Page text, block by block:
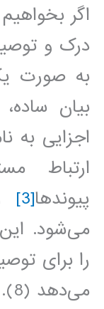
اگر
درک و
به صورت
بیان
اجزایی به
ارتباط
پیوندها[3]
می‌شود.
را برای
می‌دهد (8).